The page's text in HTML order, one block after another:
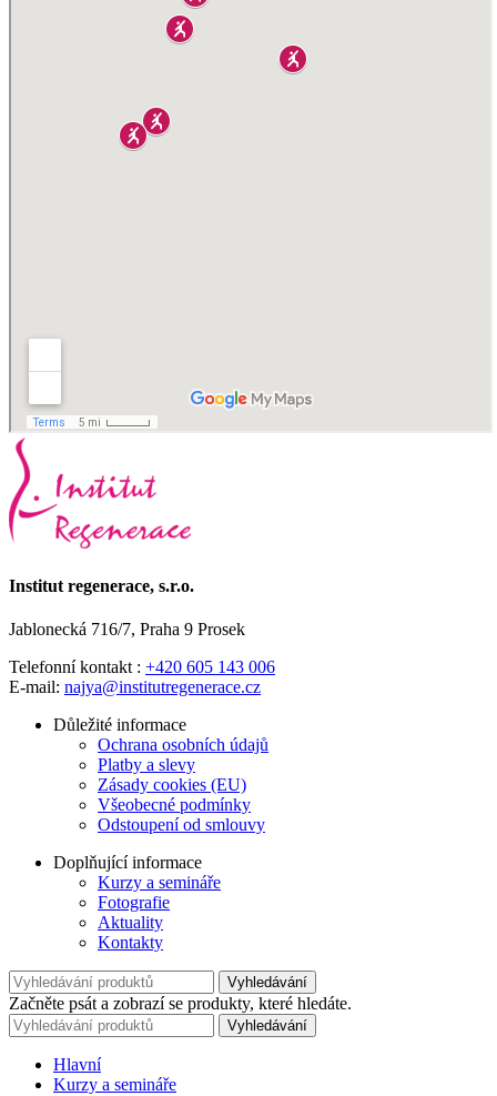
Institut regenerace, s.r.o.
Jablonecká 716/7, Praha 9 Prosek
Telefonní kontakt : +420 605 143 006
E-mail: najya@institutregenerace.cz
Důležité informace
Ochrana osobních údajů
Platby a slevy
Zásady cookies (EU)
Všeobecné podmínky
Odstoupení od smlouvy
Doplňující informace
Kurzy a semináře
Fotografie
Aktuality
Kontakty
Vyhledávání
Začněte psát a zobrazí se produkty, které hledáte.
Vyhledávání
Hlavní
Kurzy a semináře